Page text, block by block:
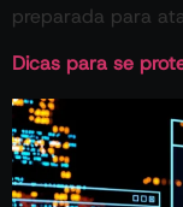
preparada para
Dicas para se